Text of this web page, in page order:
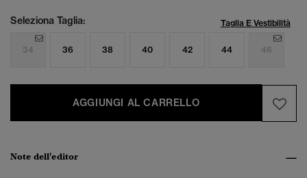
Seleziona Taglia: Taglia E Vestibilità
34 36 38 40 42 44 46
AGGIUNGI AL CARRELLO
Note dell'editor